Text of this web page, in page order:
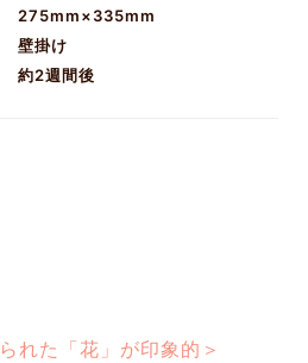
275mm×335mm
壁掛け
約2週間後
れた「花」が印象的＞